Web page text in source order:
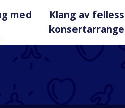
med
Klang av